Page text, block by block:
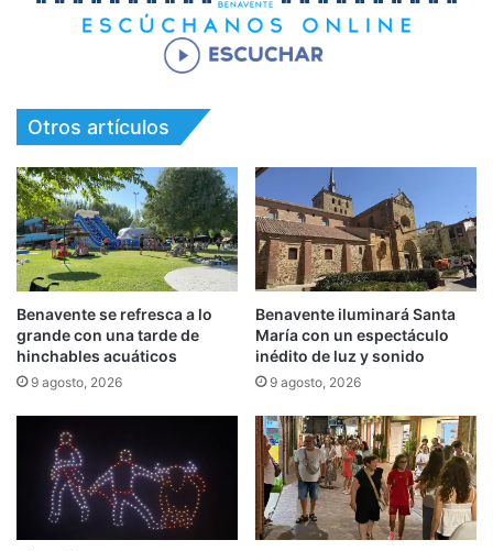
Otros artículos
Benavente se refresca a lo
grande con una tarde de
hinchables acuáticos
9 agosto, 2026
Benavente iluminará Santa
María con un espectáculo
inédito de luz y sonido
9 agosto, 2026